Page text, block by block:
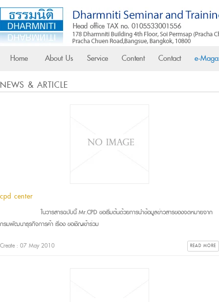
Home About Us Service Content Contact e-
NEWS & ARTICLE
cpd center
ในวารสารฉบับนี้ Mr.CPD ขอเริ่มต้นด้วยการนำข้อมูลข่าวสารของจดหมายจาก
กรมพัฒนาธุรกิจการค้า เรื่อง ขอเชิญเข้าร่วม
Create : 07 May 2010 READ MORE